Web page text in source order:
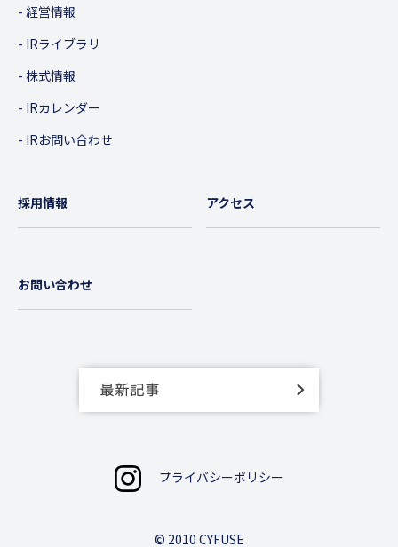
経営情報
IRライブラリ
株式情報
IRカレンダー
IRお問い合わせ
採用情報 アクセス
お問い合わせ
プライバシーポリシー
© 2010 CYFUSE